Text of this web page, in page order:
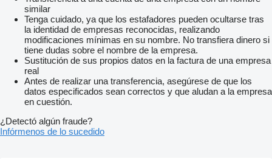
similar
Tenga cuidado, ya que los estafadores pueden ocultarse tras
la identidad de empresas reconocidas, realizando
modificaciones mínimas en su nombre. No transfiera dinero si
tiene dudas sobre el nombre de la empresa.
Sustitución de sus propios datos en la factura de una empresa
real
Antes de realizar una transferencia, asegúrese de que los
datos especificados sean correctos y que aludan a la empresa
en cuestión.
¿Detectó algún fraude?
Infórmenos de lo sucedido